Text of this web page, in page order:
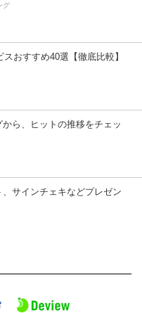
グ
おすすめ40選【徹底比較】
ら、ヒットの推移をチェッ
サインチェキなどプレゼン